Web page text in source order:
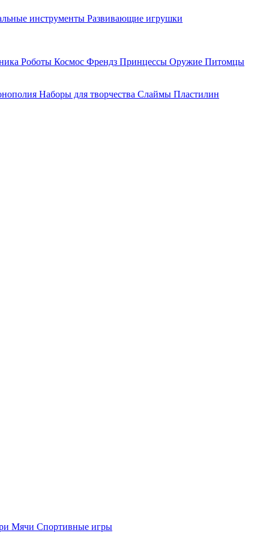
инструменты Развивающие игрушки
Роботы Космос Френдз Принцессы Оружие Питомцы
Наборы для творчества Слаймы Пластилин
Мячи Спортивные игры